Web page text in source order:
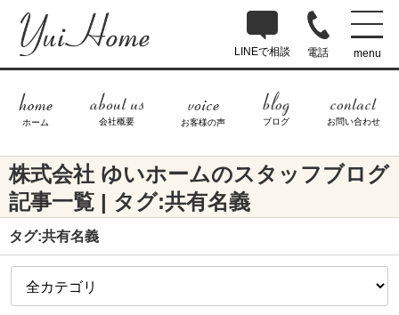
LINEで相談 電話 menu
ホーム 会社概要 お客様の声 ブログ お問い合わせ
株式会社 ゆいホームのスタッフブログ
記事一覧 | タグ:共有名義
タグ:共有名義